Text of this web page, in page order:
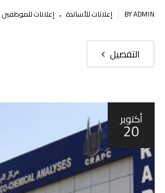
BY ADMIN إعلانات للأساتذة . إعلانات للموظفين
التفصيل
أكتوبر
20